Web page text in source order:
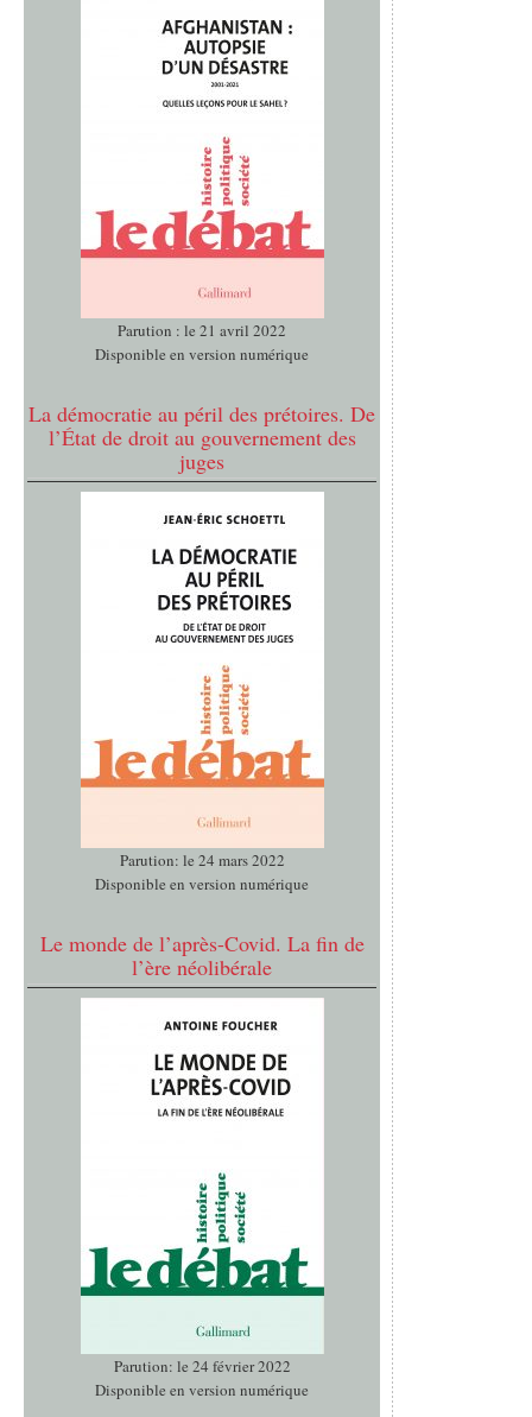
Parution : le 21 avril 2022
Disponible en version numérique
La démocratie au péril des prétoires. De
l’État de droit au gouvernement des
juges
Parution: le 24 mars 2022
Disponible en version numérique
Le monde de l’après-Covid. La fin de
l’ère néolibérale
Parution: le 24 février 2022
Disponible en version numérique